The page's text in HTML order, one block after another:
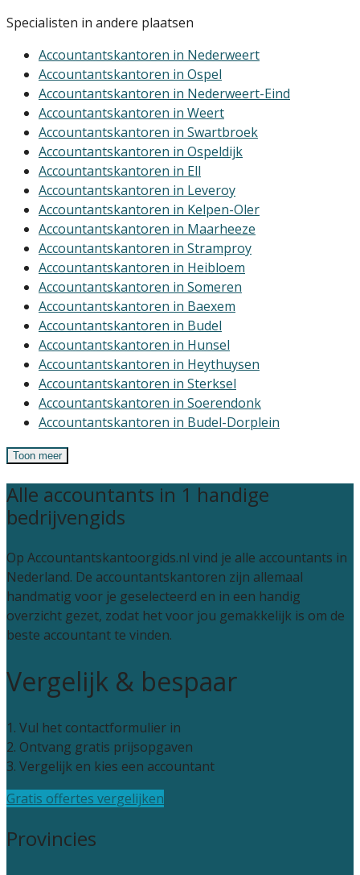
Specialisten in andere plaatsen
Accountantskantoren in Nederweert
Accountantskantoren in Ospel
Accountantskantoren in Nederweert-Eind
Accountantskantoren in Weert
Accountantskantoren in Swartbroek
Accountantskantoren in Ospeldijk
Accountantskantoren in Ell
Accountantskantoren in Leveroy
Accountantskantoren in Kelpen-Oler
Accountantskantoren in Maarheeze
Accountantskantoren in Stramproy
Accountantskantoren in Heibloem
Accountantskantoren in Someren
Accountantskantoren in Baexem
Accountantskantoren in Budel
Accountantskantoren in Hunsel
Accountantskantoren in Heythuysen
Accountantskantoren in Sterksel
Accountantskantoren in Soerendonk
Accountantskantoren in Budel-Dorplein
Toon meer
Alle accountants in 1 handige
bedrijvengids
Op Accountantskantoorgids.nl vind je alle accountants in
Nederland. De accountantskantoren zijn allemaal
handmatig voor je geselecteerd en in een handig
overzicht gezet, zodat het voor jou gemakkelijk is om de
beste accountant te vinden.
Vergelijk & bespaar
1. Vul het contactformulier in
2. Ontvang gratis prijsopgaven
3. Vergelijk en kies een accountant
Gratis offertes vergelijken
Provincies